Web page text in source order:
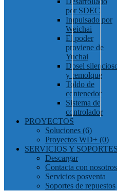
por SDEC
Impulsado por
Weichai
El poder
proviene de
Yuchai
Dosel
y remolque
Toldo de
contenedor
Sistema de
controlador
PROYECTOS
Soluciones (6)
Proyectos WD+ (0)
SERVICIOS Y SOPORTES
Descargar
Contacta con nosotros
Servicios posventa
Soportes de repuestos